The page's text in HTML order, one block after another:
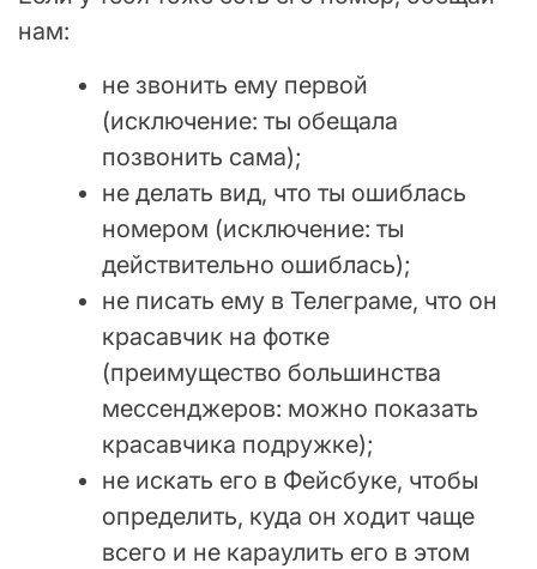
нам:
не звонить ему первой
(исключение: ты обещала
позвонить сама);
не делать вид, что ты ошиблась
номером (исключение: ты
действительно ошиблась);
не писать ему в Телеграме, что он
красавчик на фотке
(преимущество большинства
мессенджеров: можно показать
красавчика подружке);
не искать его в Фейсбуке, чтобы
определить, куда он ходит чаще
всего и не караулить его в этом